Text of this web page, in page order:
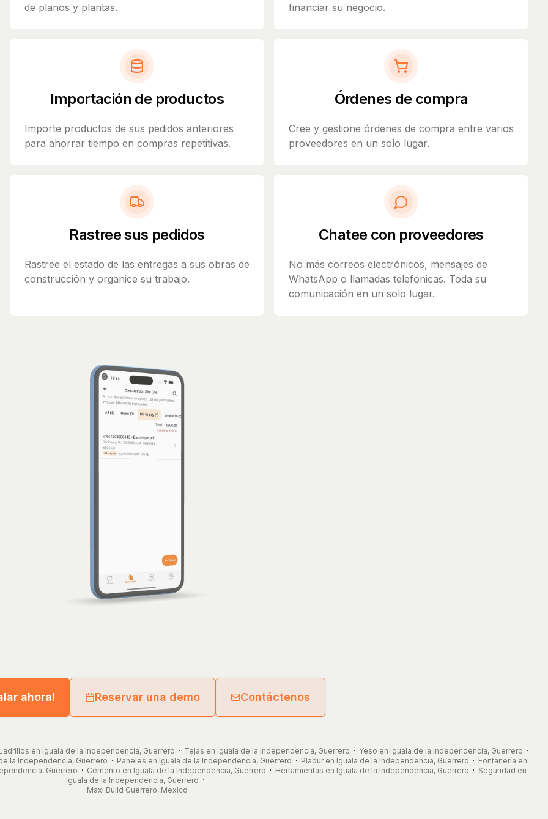
de planos y plantas.
financiar su negocio.
Importación de productos
Importe productos de sus pedidos anteriores
para ahorrar tiempo en compras repetitivas.
Órdenes de compra
Cree y gestione órdenes de compra entre varios
proveedores en un solo lugar.
Rastree sus pedidos
Rastree el estado de las entregas a sus obras de
construcción y organice su trabajo.
Chatee con proveedores
No más correos electrónicos, mensajes de
WhatsApp o llamadas telefónicas. Toda su
comunicación en un solo lugar.
ahora! Reservar una demo Contáctenos
Ladrillos en Iguala de la Independencia, Guerrero · Tejas en Iguala de la Independencia, Guerrero · Yeso en Iguala de la Independencia, Guerrero ·
la Independencia, Guerrero · Paneles en Iguala de la Independencia, Guerrero · Pladur en Iguala de la Independencia, Guerrero · Fontanería en
Guerrero · Cemento en Iguala de la Independencia, Guerrero · Herramientas en Iguala de la Independencia, Guerrero · Seguridad en
Iguala de la Independencia, Guerrero ·
Maxi.Build Guerrero, Mexico